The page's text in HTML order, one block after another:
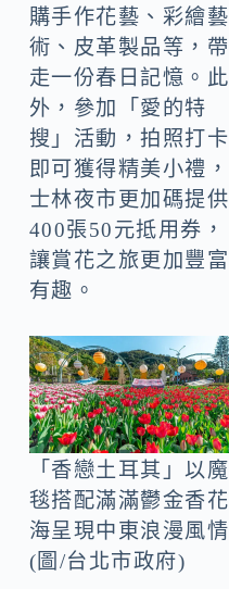
購手作花藝、彩繪藝
術、皮革製品等，帶
走一份春日記憶。此
外，參加「愛的特
搜」活動，拍照打卡
即可獲得精美小禮，
士林夜市更加碼提供
400張50元抵用券，
讓賞花之旅更加豐富
有趣。
「香戀土耳其」以魔
毯搭配滿滿鬱金香花
海呈現中東浪漫風情
(圖/台北市政府)